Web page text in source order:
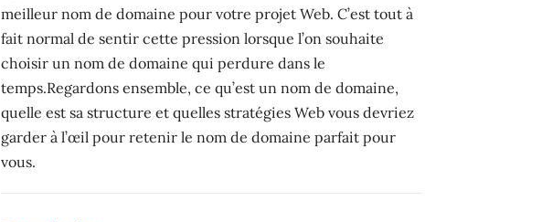
meilleur nom de domaine pour votre projet Web. C’est tout à
fait normal de sentir cette pression lorsque l’on souhaite
choisir un nom de domaine qui perdure dans le
temps.Regardons ensemble, ce qu’est un nom de domaine,
quelle est sa structure et quelles stratégies Web vous devriez
garder à l’œil pour retenir le nom de domaine parfait pour
vous.